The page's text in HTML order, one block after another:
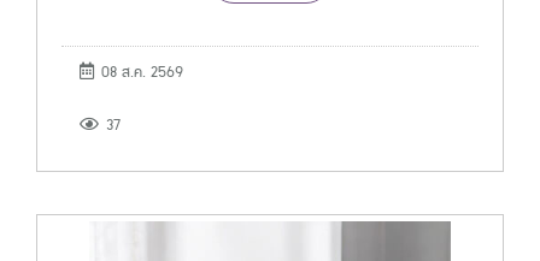
08 ส.ค. 2569
37